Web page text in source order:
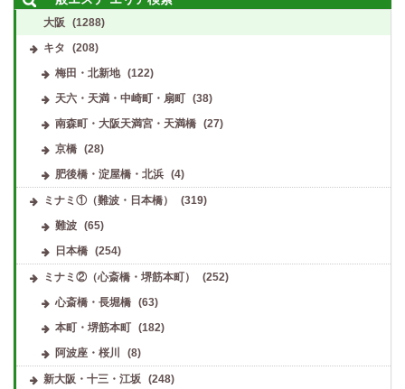
大阪
(1288)
キタ
(208)
梅田・北新地
(122)
天六・天満・中崎町・扇町
(38)
南森町・大阪天満宮・天満橋
(27)
京橋
(28)
肥後橋・淀屋橋・北浜
(4)
ミナミ①（難波・日本橋）
(319)
難波
(65)
日本橋
(254)
ミナミ②（心斎橋・堺筋本町）
(252)
心斎橋・長堀橋
(63)
本町・堺筋本町
(182)
阿波座・桜川
(8)
新大阪・十三・江坂
(248)